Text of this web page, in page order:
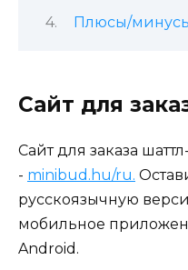
Плюсы/
Сайт для
Сайт для заказа
- minibud.hu/ru.
русскоязычную
мобильное
Android.